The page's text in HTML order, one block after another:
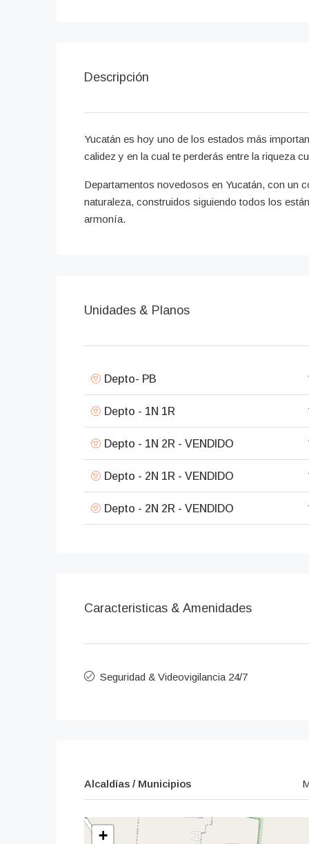
Descripción
Yucatán es hoy uno de los estados más
calidez y en la cual te perderás entre la riqueza
Departamentos novedosos en Yucatán, con un
naturaleza, construidos siguiendo todos los
armonía.
Unidades & Planos
Depto- PB
Depto - 1N 1R
Depto - 1N 2R - VENDIDO
Depto - 2N 1R - VENDIDO
Depto - 2N 2R - VENDIDO
Caracteristicas & Amenidades
Seguridad & Videovigilancia 24/7
Alcaldías / Municipios
+